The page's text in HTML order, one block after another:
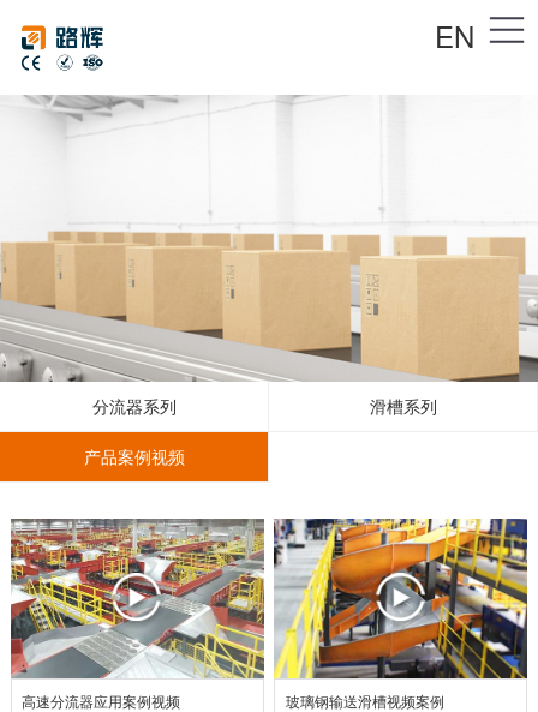
EN
分流器系列 滑槽系列
产品案例视频
高速分流器应用案例视频 玻璃钢输送滑槽视频案例